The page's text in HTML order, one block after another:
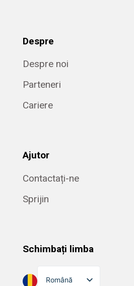
Despre
Despre noi
Parteneri
Cariere
Ajutor
Contactați-ne
Sprijin
Schimbați limba
Română